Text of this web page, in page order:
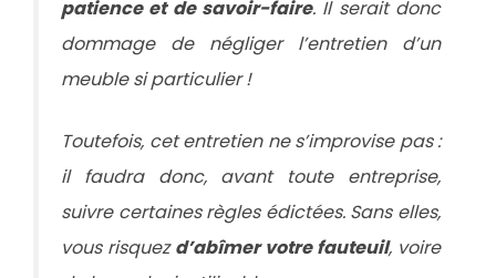
patience et de savoir-faire. Il serait donc
dommage de négliger l’entretien d’un
meuble si particulier !
Toutefois, cet entretien ne s’improvise pas :
il faudra donc, avant toute entreprise,
suivre certaines règles édictées. Sans elles,
vous risquezd’abîmer votre fauteuil, voire